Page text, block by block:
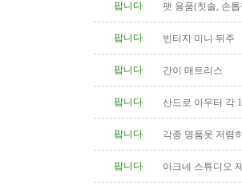
팝니다 팻 용품(칫솔, 손
팝니다 빈티지 미니 뒤주
팝니다 간이 매트리스
팝니다 산드로 아우터 각
팝니다 각종 명품옷 저렴
팝니다 아크네 스튜디오